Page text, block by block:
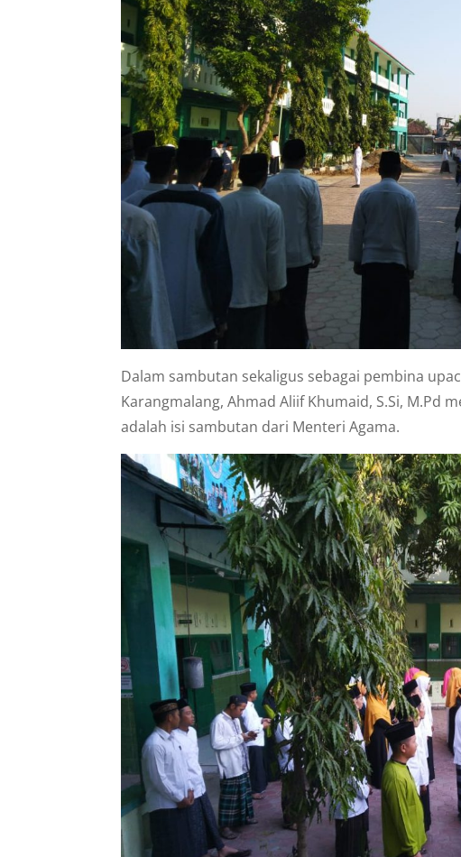
Dalam sambutan sekaligus sebagai pembina
Karangmalang, Ahmad Aliif Khumaid, S.Si, M.Pd
adalah isi sambutan dari Menteri Agama.